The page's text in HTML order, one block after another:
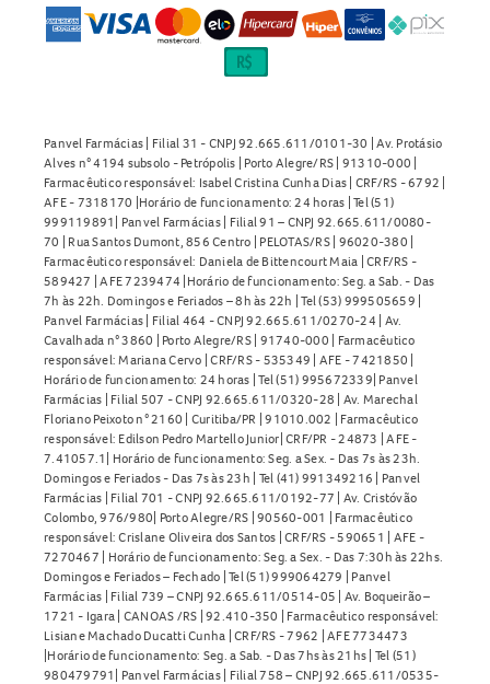
Panvel Farmácias | Filial 31 - CNPJ 92.665.611/0101-30 | Av. Protásio
Alves n° 4194 subsolo - Petrópolis | Porto Alegre/RS | 91310-000 |
Farmacêutico responsável: Isabel Cristina Cunha Dias | CRF/RS - 6792 |
AFE - 7318170 |Horário de funcionamento: 24 horas | Tel (51)
999119891| Panvel Farmácias | Filial 91 – CNPJ 92.665.611/0080-
70 | Rua Santos Dumont, 856 Centro | PELOTAS/RS | 96020-380 |
Farmacêutico responsável: Daniela de Bittencourt Maia | CRF/RS -
589427 | AFE 7239474 |Horário de funcionamento: Seg. a Sab. - Das
7h às 22h. Domingos e Feriados – 8h às 22h | Tel (53) 999505659 |
Panvel Farmácias | Filial 464 - CNPJ 92.665.611/0270-24 | Av.
Cavalhada n° 3860 | Porto Alegre/RS | 91740-000 | Farmacêutico
responsável: Mariana Cervo | CRF/RS - 535349 | AFE - 7421850 |
Horário de funcionamento: 24 horas | Tel (51) 995672339| Panvel
Farmácias | Filial 507 - CNPJ 92.665.611/0320-28 | Av. Marechal
Floriano Peixoto n° 2160 | Curitiba/PR | 91010.002 | Farmacêutico
responsável: Edilson Pedro Martello Junior| CRF/PR - 24873 | AFE -
7.41057.1| Horário de funcionamento: Seg. a Sex. - Das 7s às 23h.
Domingos e Feriados - Das 7s às 23h | Tel (41) 991349216 | Panvel
Farmácias | Filial 701 - CNPJ 92.665.611/0192-77 | Av. Cristóvão
Colombo, 976/980| Porto Alegre/RS | 90560-001 | Farmacêutico
responsável: Crislane Oliveira dos Santos | CRF/RS - 590651 | AFE -
7270467 | Horário de funcionamento: Seg. a Sex. - Das 7:30h às 22hs.
Domingos e Feriados – Fechado | Tel (51) 999064279 | Panvel
Farmácias | Filial 739 – CNPJ 92.665.611/0514-05 | Av. Boqueirão –
1721 - Igara | CANOAS /RS | 92.410-350 | Farmacêutico responsável:
Lisiane Machado Ducatti Cunha | CRF/RS - 7962 | AFE 7734473
|Horário de funcionamento: Seg. a Sab. - Das 7hs às 21hs | Tel (51)
980479791| Panvel Farmácias | Filial 758 – CNPJ 92.665.611/0535-